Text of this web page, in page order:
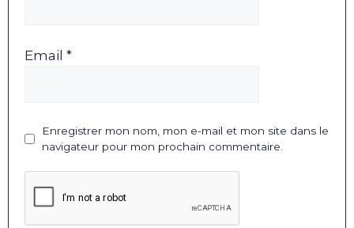
Email *
Enregistrer mon nom, mon e-mail et mon site dans le
navigateur pour mon prochain commentaire.